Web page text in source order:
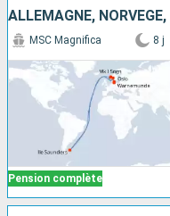
Pension complète
MSC Magnifica 8 j